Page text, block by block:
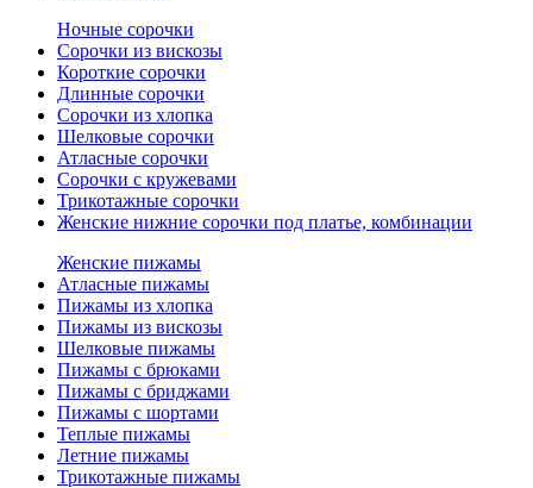
Ночные сорочки
Сорочки из вискозы
Короткие сорочки
Длинные сорочки
Сорочки из хлопка
Шелковые сорочки
Атласные сорочки
Сорочки с кружевами
Трикотажные сорочки
Женские нижние сорочки под платье, комбинации
Женские пижамы
Атласные пижамы
Пижамы из хлопка
Пижамы из вискозы
Шелковые пижамы
Пижамы с брюками
Пижамы с бриджами
Пижамы с шортами
Теплые пижамы
Летние пижамы
Трикотажные пижамы